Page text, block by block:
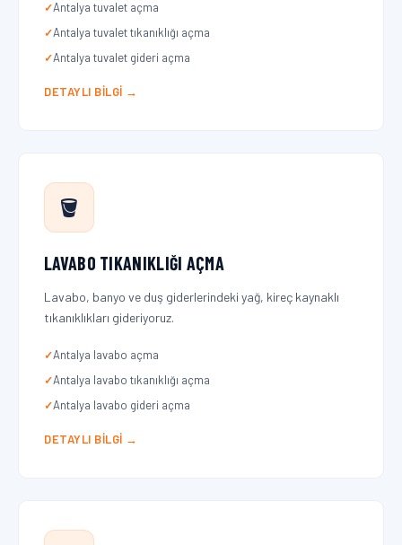
Antalya tuvalet açma
Antalya tuvalet tıkanıklığı açma
Antalya tuvalet gideri açma
DETAYLI BILGI →
🪣
LAVABO TIKANIKLIĞI AÇMA
Lavabo, banyo ve duş giderlerindeki yağ, kireç kaynaklı
tıkanıklıkları gideriyoruz.
Antalya lavabo açma
Antalya lavabo tıkanıklığı açma
Antalya lavabo gideri açma
DETAYLI BILGI →